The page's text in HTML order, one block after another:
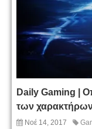
Daily Gaming |
των
Νοέ 14, 2017